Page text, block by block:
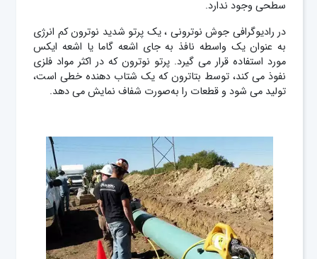
سطحی وجود ندارد.
در رادیوگرافی جوش نوترونی ، یک پرتو شدید نوترون کم انرژی
به عنوان یک واسطه نافذ به جای اشعه گاما یا اشعه ایکس
مورد استفاده قرار می ‌گیرد. پرتو نوترون که در اکثر مواد فلزی
نفوذ می‌ کند، توسط بتاترون که یک شتاب دهنده خطی است،
تولید می ‌شود و قطعات را به‌صورت شفاف نمایش می ‌دهد.